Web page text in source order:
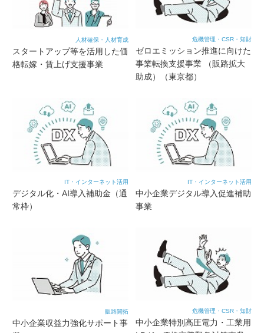
人材確保・人材育成
スタートアップ等を活用した価
格転嫁・賃上げ支援事業
危機管理・CSR・知財
ゼロエミッション推進に向けた
事業転換支援事業 （販路拡大
助成）（東京都）
IT・インターネット活用
デジタル化・AI導入補助金（通
常枠）
IT・インターネット活用
中小企業デジタル導入促進補助
事業
販路開拓
中小企業収益力強化サポート事
危機管理・CSR・知財
中小企業特別高圧電力・工業用